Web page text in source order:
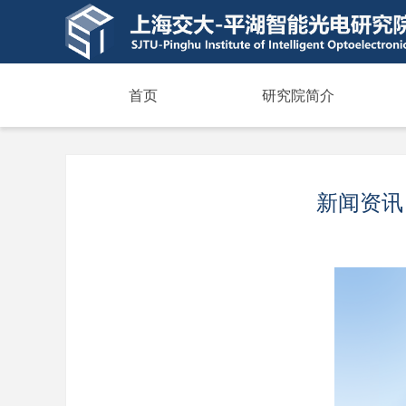
首页 研究院简介
新闻资